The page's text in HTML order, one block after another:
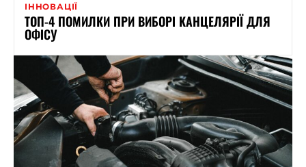
ІННОВАЦІЇ
ТОП-4 ПОМИЛКИ ПРИ ВИБОРІ КАНЦЕЛЯРІЇ ДЛЯ
ОФІСУ